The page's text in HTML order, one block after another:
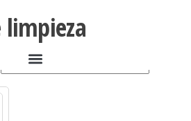
limpieza